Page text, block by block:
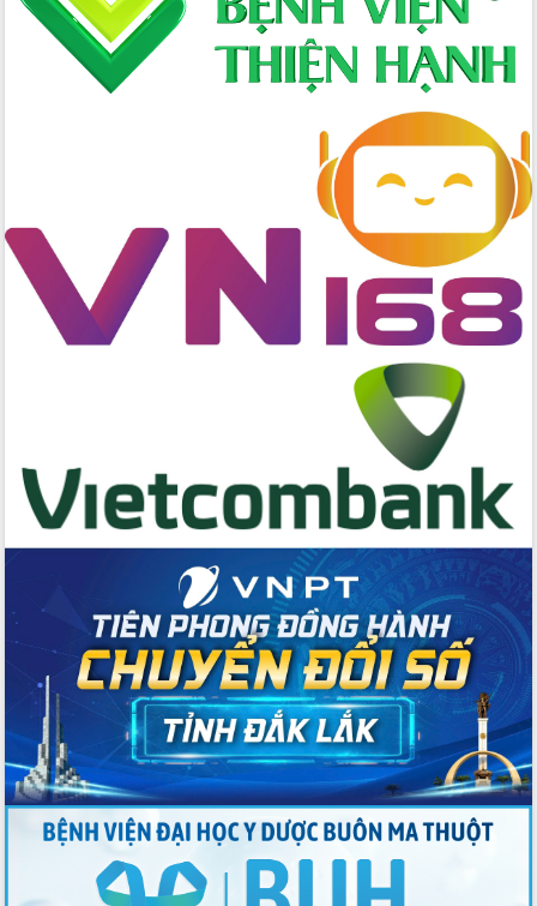
Đắk Lắk ký kết thỏa thuận hợp tác về
chuyển đổi số giai đoạn 2026 – 2030
với Tập đoàn Bưu chính Viễn thông
du khách thông qua Hệ thống cơ sở dữ
liệu và Bản đồ số
Tập huấn ứng dụng trí tuệ nhân tạo (AI)
trong thương mại điện tử năm 2026
Đoàn đại biểu Quốc hội tỉnh Đắk Lắk
Nâng cao hiệu lực, hiệu quả HĐND
tỉnh thông qua hiện đại hóa hành chính
Xã Ea Phê gắn cải cách hành chính với
Phó Chủ tịch Thường trực UBND tỉnh
Hồ Thị Nguyên Thảo làm việc tại Trung
tâm Phục vụ hành chính công xã Ea
Phê
Xây dựng nền hành chính số đồng
hành cùng nông dân dân, doanh nghiệp
Giai đoạn 2026-2030, Đắk Lắk phấn
đấu có 77% xã đạt chuẩn nông thôn
mới
Chuyển đổi số 'mở đường' cho nông
nghiệp Đắk Lắk tăng trưởng bứt phá
Triển khai đồng bộ đo đạc, lập hồ sơ
địa chính, hoàn thiện cơ sở dữ liệu đất